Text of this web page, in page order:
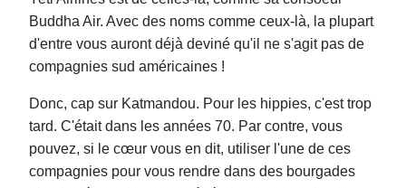
Buddha Air. Avec des noms comme ceux-là, la plupart
d'entre vous auront déjà deviné qu'il ne s'agit pas de
compagnies sud américaines !
Donc, cap sur Katmandou. Pour les hippies, c'est trop
tard. C'était dans les années 70. Par contre, vous
pouvez, si le cœur vous en dit, utiliser l'une de ces
compagnies pour vous rendre dans des bourgades